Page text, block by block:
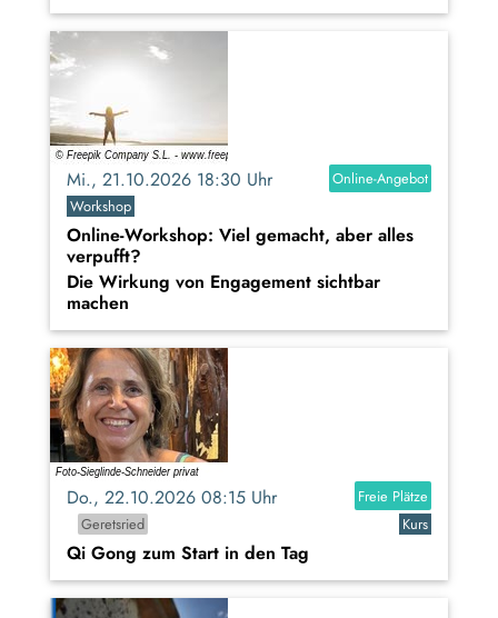
Mi., 21.10.2026 18:30 Uhr
Online-Angebot
Workshop
Online-Workshop: Viel gemacht, aber alles
verpufft?
Die Wirkung von Engagement sichtbar
machen
Do., 22.10.2026 08:15 Uhr
Freie Plätze
Geretsried
Kurs
Qi Gong zum Start in den Tag